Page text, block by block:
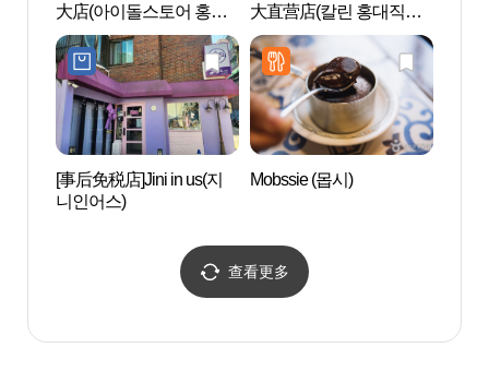
大店(아이돌스토어 홍대
점)
大直营店(칼린 홍대직영
점)
[事后免税店]Jini in us(지
니인어스)
Mobssie (몹시)
查看更多